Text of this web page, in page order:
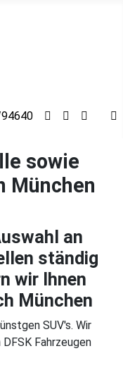
sowie
München
an
ständig
wir Ihnen
München
SUV's. Wir
Fahrzeugen